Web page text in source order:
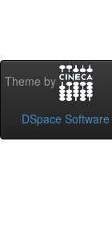
Theme by
DSpace Software